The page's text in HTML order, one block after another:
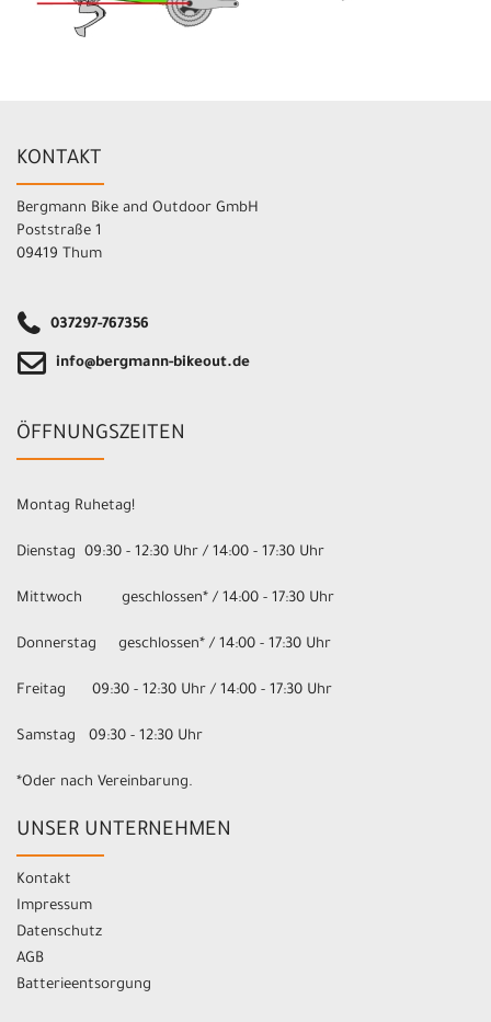
KONTAKT
Bergmann Bike and Outdoor GmbH
Poststraße 1
09419 Thum
037297-767356
info@bergmann-bikeout.de
ÖFFNUNGSZEITEN
Montag Ruhetag!
Dienstag 09:30 - 12:30 Uhr / 14:00 - 17:30 Uhr
Mittwoch geschlossen* / 14:00 - 17:30 Uhr
Donnerstag geschlossen* / 14:00 - 17:30 Uhr
Freitag 09:30 - 12:30 Uhr / 14:00 - 17:30 Uhr
Samstag 09:30 - 12:30 Uhr
*Oder nach Vereinbarung.
UNSER UNTERNEHMEN
Kontakt
Impressum
Datenschutz
AGB
Batterieentsorgung